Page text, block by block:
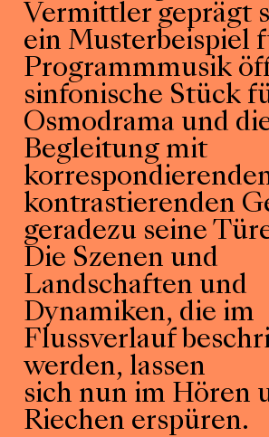
Vermittler geprägt
ein Musterbeispiel
Programmmusik
sinfonische Stück
Osmodrama und
Begleitung mit
kontrastierenden
geradezu seine
Die Szenen und
Landschaften und
Dynamiken, die im
Flussverlauf
werden, lassen
sich nun im Hören
Riechen erspüren.